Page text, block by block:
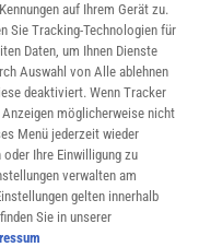
auf Ihrem Gerät zu.
Sie Tracking-Technologien für
Daten, um Ihnen Dienste
Auswahl von Alle ablehnen
deaktiviert. Wenn Tracker
möglicherweise nicht
Menü jederzeit wieder
Ihre Einwilligung zu
verwalten am
gelten innerhalb
Sie in unserer